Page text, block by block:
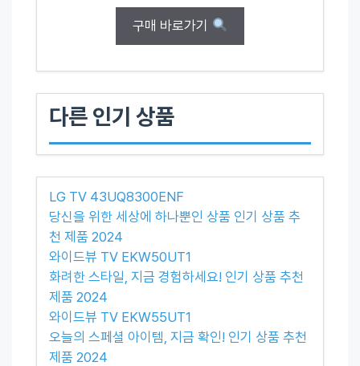
구매 바로가기
다른 인기 상품
LG TV 43UQ8300ENF
당신을 위한 세상에 하나뿐인 상품 인기 상품 추
천 제품 2024
와이드뷰 TV EKW50UT1
화려한 스타일, 지금 경험하세요! 인기 상품 추천
제품 2024
와이드뷰 TV EKW55UT1
오늘의 스페셜 아이템, 지금 확인! 인기 상품 추천
제품 2024